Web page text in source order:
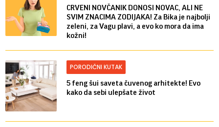
CRVENI NOVČANIK DONOSI NOVAC, ALI NE
SVIM ZNACIMA ZODIJAKA! Za Bika je najbolji
zeleni, za Vagu plavi, a evo ko mora da ima
kožni!
PORODIČNI KUTAK
5 feng šui saveta čuvenog arhitekte! Evo
kako da sebi ulepšate život